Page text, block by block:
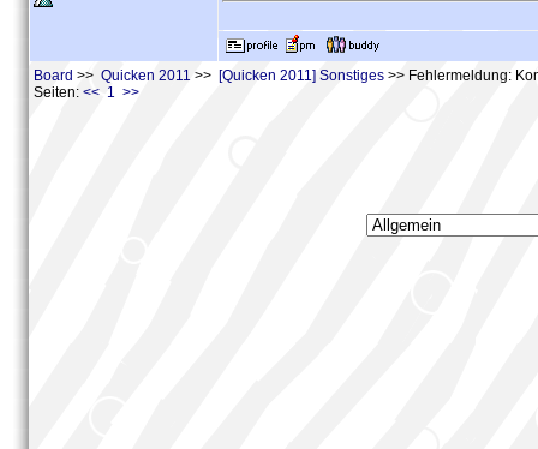
Board >> Quicken 2011 >> [Quicken 2011] Sonstiges >> Fehlermeldung:
Seiten: << 1 >>